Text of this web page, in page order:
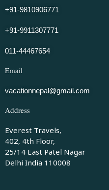
+91-9810906771
+91-9911307771
011-44467654
Email
vacationnepal@gmail.com
Address
Everest Travels,
402, 4th Floor,
25/14 East Patel Nagar
Delhi India 110008